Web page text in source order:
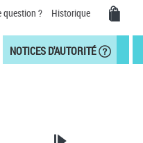
question ? Historique
NOTICES D'AUTORITÉ